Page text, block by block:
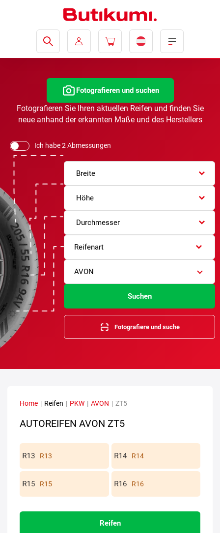
Fotografieren und suchen
Fotografieren Sie Ihren aktuellen Reifen und finden Sie
neue anhand der erkannten Maße und des Herstellers
Ich habe 2 Abmessungen
Breite
Höhe
Durchmesser
Reifenart
AVON
Suchen
Fotografiere und suche
Home | Reifen | PKW | AVON | ZT5
AUTOREIFEN AVON ZT5
R13 R14
R15 R16
Reifen